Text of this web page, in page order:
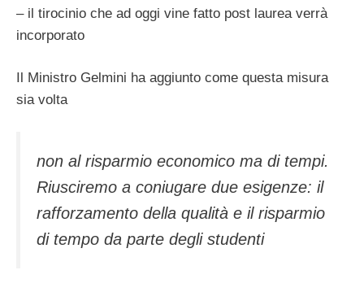
– il tirocinio che ad oggi vine fatto post laurea verrà
incorporato
Il Ministro Gelmini ha aggiunto come questa misura
sia volta
non al risparmio economico ma di tempi.
Riusciremo a coniugare due esigenze: il
rafforzamento della qualità e il risparmio
di tempo da parte degli studenti